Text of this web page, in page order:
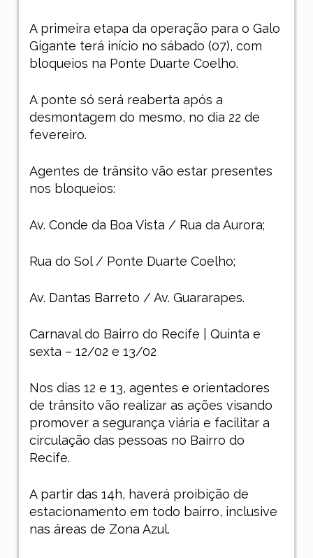
A primeira etapa da operação para o Galo
Gigante terá início no sábado (07), com
bloqueios na Ponte Duarte Coelho.
A ponte só será reaberta após a
desmontagem do mesmo, no dia 22 de
fevereiro.
Agentes de trânsito vão estar presentes
nos bloqueios:
Av. Conde da Boa Vista / Rua da Aurora;
Rua do Sol / Ponte Duarte Coelho;
Av. Dantas Barreto / Av. Guararapes.
Carnaval do Bairro do Recife | Quinta e
sexta – 12/02 e 13/02
Nos dias 12 e 13, agentes e orientadores
de trânsito vão realizar as ações visando
promover a segurança viária e facilitar a
circulação das pessoas no Bairro do
Recife.
A partir das 14h, haverá proibição de
estacionamento em todo bairro, inclusive
nas áreas de Zona Azul.